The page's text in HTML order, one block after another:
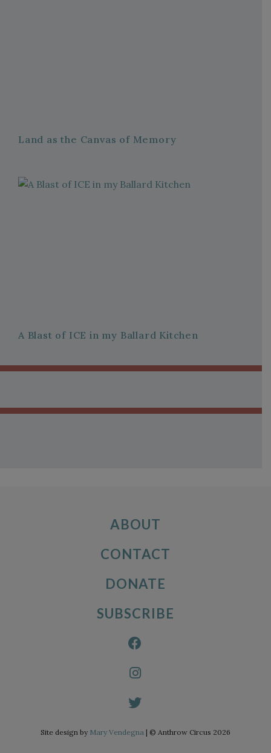
Land as the Canvas of Memory
A Blast of ICE in my Ballard Kitchen
ABOUT
CONTACT
DONATE
SUBSCRIBE
Site design by Mary Vendegna | © Anthrow Circus 2026